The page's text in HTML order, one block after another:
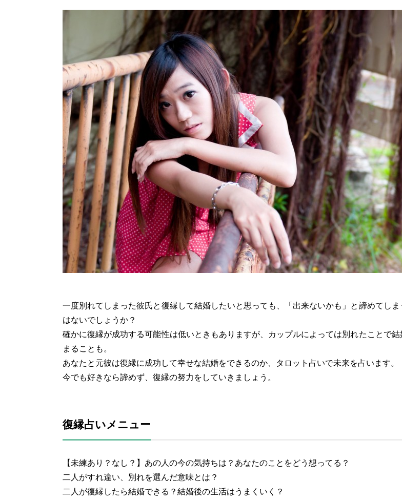
一度別れてしまった彼氏と復縁して結婚したいと思っても、「出来ないかも」と諦めてし
はないでしょうか？
確かに復縁が成功する可能性は低いときもありますが、カップルによっては別れたことで結
まることも。
あなたと元彼は復縁に成功して幸せな結婚をできるのか、タロット占いで未来を占います。
今でも好きなら諦めず、復縁の努力をしていきましょう。
復縁占いメニュー
【未練あり？なし？】あの人の今の気持ちは？あなたのことをどう想ってる？
二人がすれ違い、別れを選んだ意味とは？
二人が復縁したら結婚できる？結婚後の生活はうまくいく？